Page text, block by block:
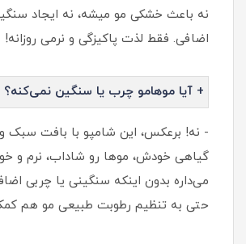
نه باعث خشکی مو میشه، نه ایجاد
اضافی. فقط لذت پاکیزگی و نرمی روزانه!
+ آیا موهامو چرب یا سنگین نمی‌کنه؟
- نه! برعکس، این شامپو با بافت سبک
گیاهی خودش، موها رو شاداب، نرم و
می‌داره بدون اینکه سنگینی یا چربی
حتی به تنظیم رطوبت طبیعی مو هم